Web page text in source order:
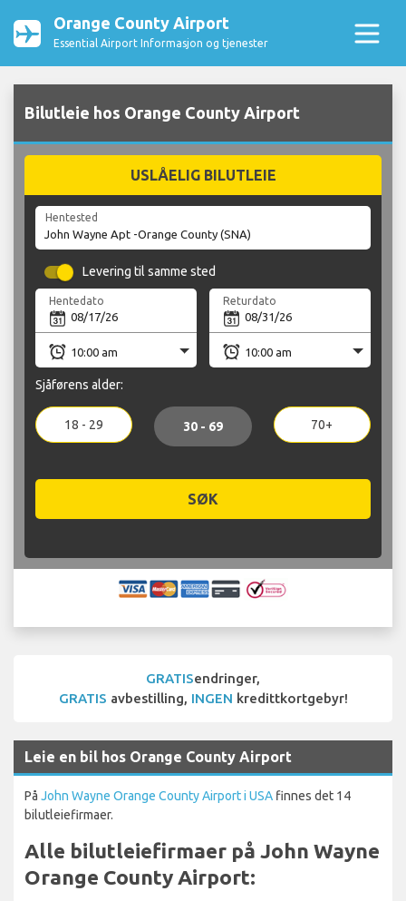
Orange County Airport
Essential Airport Informasjon og tjenester
Bilutleie hos Orange County Airport
USLÅELIG BILUTLEIE
Hentested
Levering til samme sted
Hentedato Returdato
Sjåførens alder:
18 - 29 30 - 69 70+
SØK
GRATISendringer,
GRATIS avbestilling, INGEN kredittkortgebyr!
Leie en bil hos Orange County Airport
På John Wayne Orange County Airport i USA finnes det 14
bilutleiefirmaer.
Alle bilutleiefirmaer på John Wayne
Orange County Airport: